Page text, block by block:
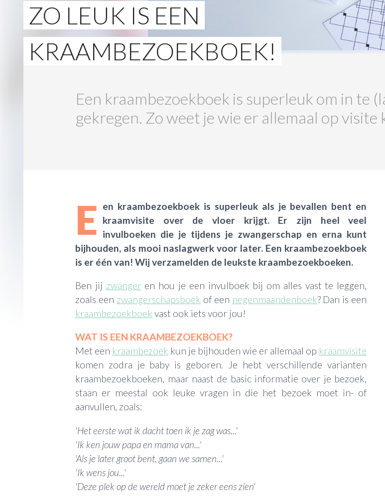
ZO LEUK IS EEN
KRAAMBEZOEKBOEK!
Een kraambezoekboek is superleuk om in te
gekregen. Zo weet je wie er allemaal op
E en kraambezoekboek is superleuk als je bevallen bent en
kraamvisite over de vloer krijgt. Er zijn heel veel
invulboeken die je tijdens je zwangerschap en erna kunt
bijhouden, als mooi naslagwerk voor later. Een kraambezoekboek
is er één van! Wij verzamelden de leukste kraambezoekboeken.
Ben jij zwangeren hou je een invulboek bij om alles vast te leggen,
zoals een zwangerschapsboek of een negenmaandenboek? Dan is een
kraambezoekboek vast ook iets voor jou!
WAT IS EEN KRAAMBEZOEKBOEK?
Met een kraambezoek kun je bijhouden wie er allemaal op kraamvisite
komen zodra je baby is geboren. Je hebt verschillende varianten
kraambezoekboeken, maar naast de basic informatie over je bezoek,
staan er meestal ook leuke vragen in die het bezoek moet in- of
aanvullen, zoals:
'Het eerste wat ik dacht toen ik je zag was...'
'Ik ken jouw papa en mama van...'
'Als je later groot bent, gaan we samen...'
'Ik wens jou...'
'Deze plek op de wereld moet je zeker eens zien'